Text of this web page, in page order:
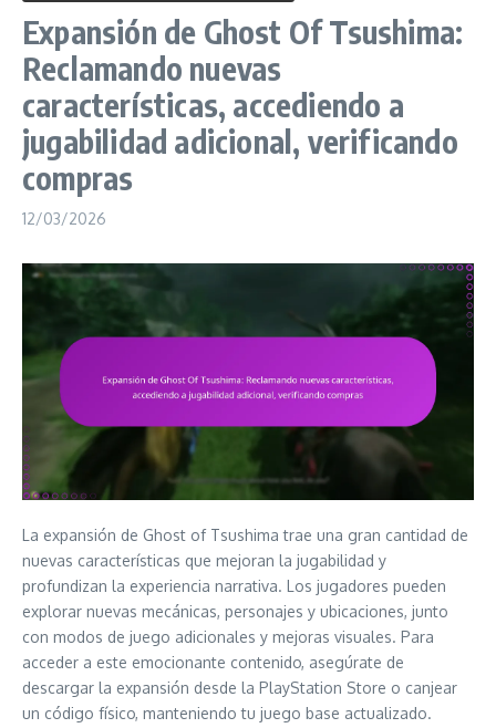
Expansión de Ghost Of Tsushima:
Reclamando nuevas
características, accediendo a
jugabilidad adicional, verificando
compras
12/03/2026
La expansión de Ghost of Tsushima trae una gran cantidad de
nuevas características que mejoran la jugabilidad y
profundizan la experiencia narrativa. Los jugadores pueden
explorar nuevas mecánicas, personajes y ubicaciones, junto
con modos de juego adicionales y mejoras visuales. Para
acceder a este emocionante contenido, asegúrate de
descargar la expansión desde la PlayStation Store o canjear
un código físico, manteniendo tu juego base actualizado.